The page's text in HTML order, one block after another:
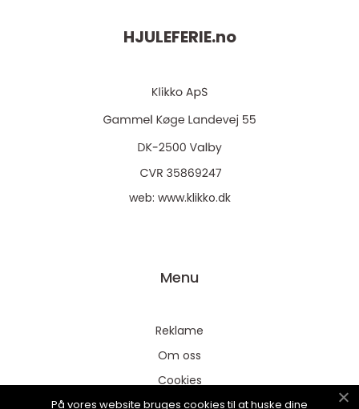
HJULEFERIE.no
web: www.klikko.dk
Menu
Reklame
Om oss
Cookies
Kontakt Oss
På vores website bruges cookies til at huske dine